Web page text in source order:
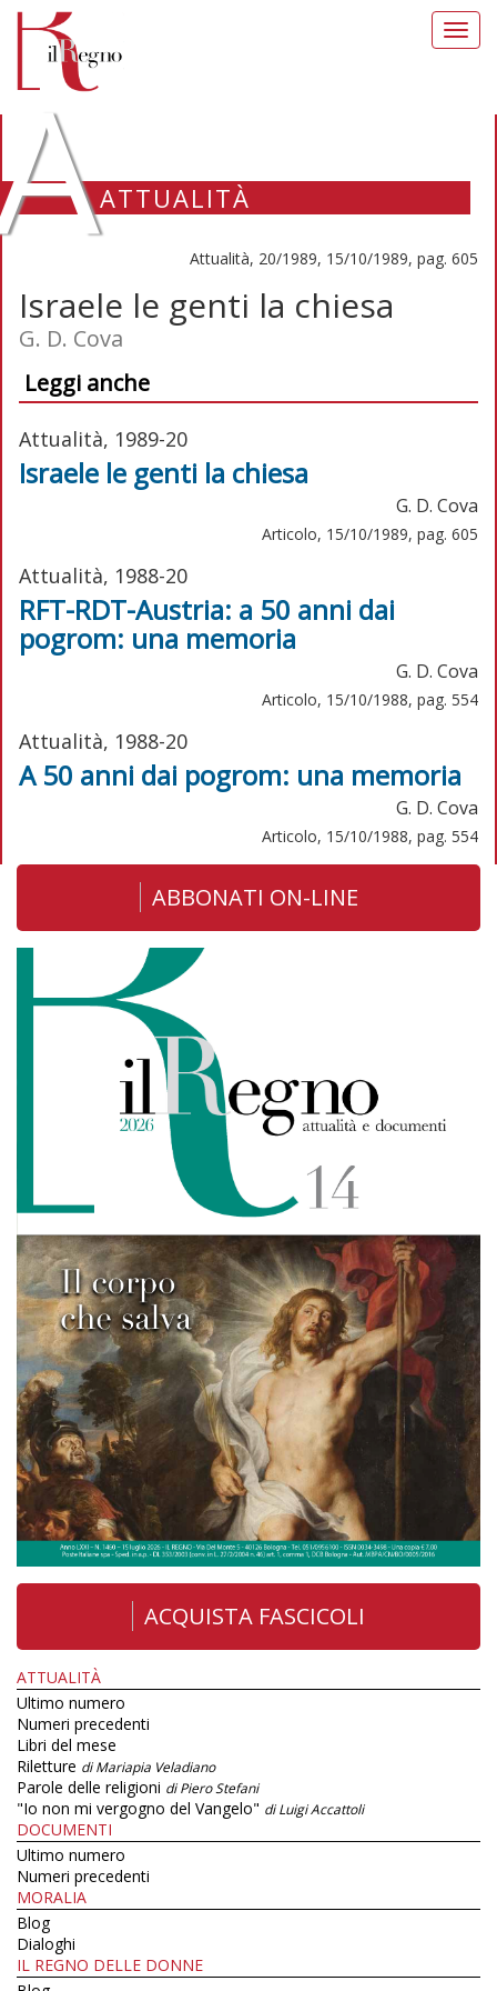
ATTUALITÀ
Attualità, 20/1989, 15/10/1989, pag. 605
Israele le genti la chiesa
G. D. Cova
Leggi anche
Attualità, 1989-20
Israele le genti la chiesa
G. D. Cova
Articolo, 15/10/1989, pag. 605
Attualità, 1988-20
RFT-RDT-Austria: a 50 anni dai
pogrom: una memoria
G. D. Cova
Articolo, 15/10/1988, pag. 554
Attualità, 1988-20
A 50 anni dai pogrom: una memoria
G. D. Cova
Articolo, 15/10/1988, pag. 554
ABBONATI ON-LINE
ACQUISTA FASCICOLI
ATTUALITÀ
Ultimo numero
Numeri precedenti
Libri del mese
Riletture di Mariapia Veladiano
Parole delle religioni di Piero Stefani
"Io non mi vergogno del Vangelo" di Luigi Accattoli
DOCUMENTI
Ultimo numero
Numeri precedenti
MORALIA
Blog
Dialoghi
IL REGNO DELLE DONNE